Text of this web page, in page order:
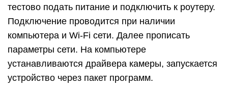
тестово подать питание и подключить к роутеру.
Подключение проводится при наличии
компьютера и Wi-Fi сети. Далее прописать
параметры сети. На компьютере
устанавливаются драйвера камеры, запускается
устройство через пакет программ.